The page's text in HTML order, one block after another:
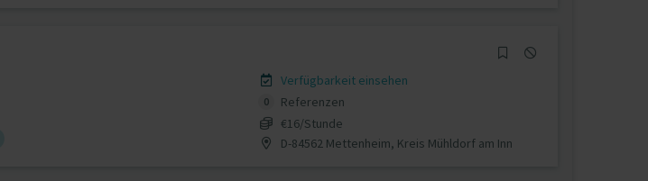
Verfügbarkeit einsehen
0
Referenzen
€16/Stunde
D-84562 Mettenheim, Kreis Mühldorf am Inn